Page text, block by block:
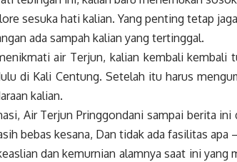
sesuka hati kalian. Yang penting tetap
ada sampah kalian yang tertinggal.
air Terjun, kalian kembali kembali
di Kali Centung. Setelah itu harus
kalian.
Air Terjun Pringgondani sampai berita
bebas kesana, Dan tidak ada fasilitas apa
dan kemurnian alamnya saat ini yang